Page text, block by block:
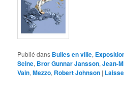
Publié dans Bulles en ville,
Seine, Bror Gunnar Jansson,Jean-
Vain,Mezzo, Robert Johnson |